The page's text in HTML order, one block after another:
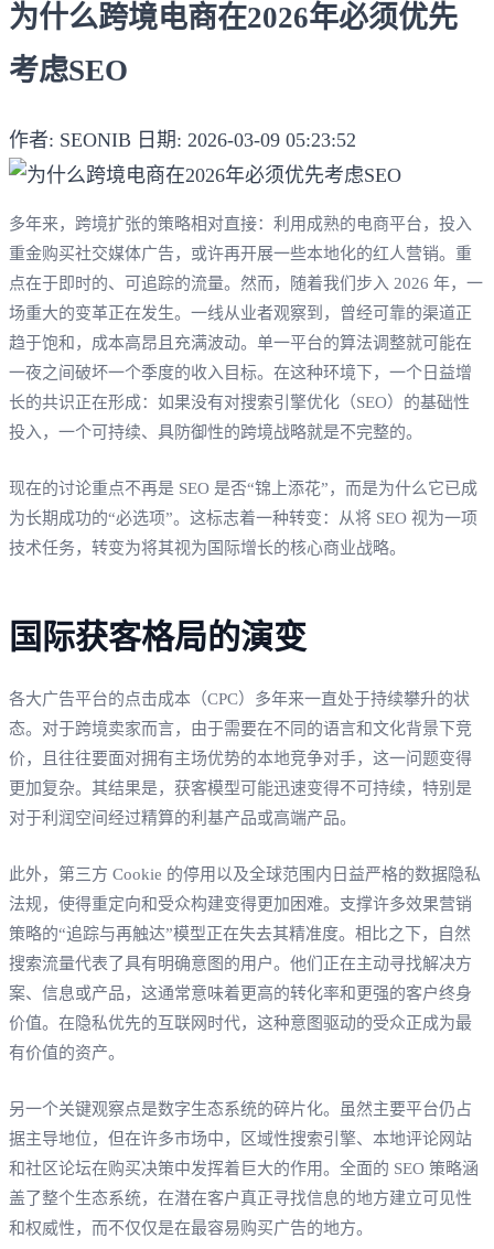
为什么跨境电商在2026年必须优先
考虑SEO
作者: SEONIB 日期: 2026-03-09 05:23:52
多年来，跨境扩张的策略相对直接：利用成熟的电商平台，投入
重金购买社交媒体广告，或许再开展一些本地化的红人营销。重
点在于即时的、可追踪的流量。然而，随着我们步入 2026 年，一
场重大的变革正在发生。一线从业者观察到，曾经可靠的渠道正
趋于饱和，成本高昂且充满波动。单一平台的算法调整就可能在
一夜之间破坏一个季度的收入目标。在这种环境下，一个日益增
长的共识正在形成：如果没有对搜索引擎优化（SEO）的基础性
投入，一个可持续、具防御性的跨境战略就是不完整的。
现在的讨论重点不再是 SEO 是否“锦上添花”，而是为什么它已成
为长期成功的“必选项”。这标志着一种转变：从将 SEO 视为一项
技术任务，转变为将其视为国际增长的核心商业战略。
国际获客格局的演变
各大广告平台的点击成本（CPC）多年来一直处于持续攀升的状
态。对于跨境卖家而言，由于需要在不同的语言和文化背景下竞
价，且往往要面对拥有主场优势的本地竞争对手，这一问题变得
更加复杂。其结果是，获客模型可能迅速变得不可持续，特别是
对于利润空间经过精算的利基产品或高端产品。
此外，第三方 Cookie 的停用以及全球范围内日益严格的数据隐私
法规，使得重定向和受众构建变得更加困难。支撑许多效果营销
策略的“追踪与再触达”模型正在失去其精准度。相比之下，自然
搜索流量代表了具有明确意图的用户。他们正在主动寻找解决方
案、信息或产品，这通常意味着更高的转化率和更强的客户终身
价值。在隐私优先的互联网时代，这种意图驱动的受众正成为最
有价值的资产。
另一个关键观察点是数字生态系统的碎片化。虽然主要平台仍占
据主导地位，但在许多市场中，区域性搜索引擎、本地评论网站
和社区论坛在购买决策中发挥着巨大的作用。全面的 SEO 策略涵
盖了整个生态系统，在潜在客户真正寻找信息的地方建立可见性
和权威性，而不仅仅是在最容易购买广告的地方。